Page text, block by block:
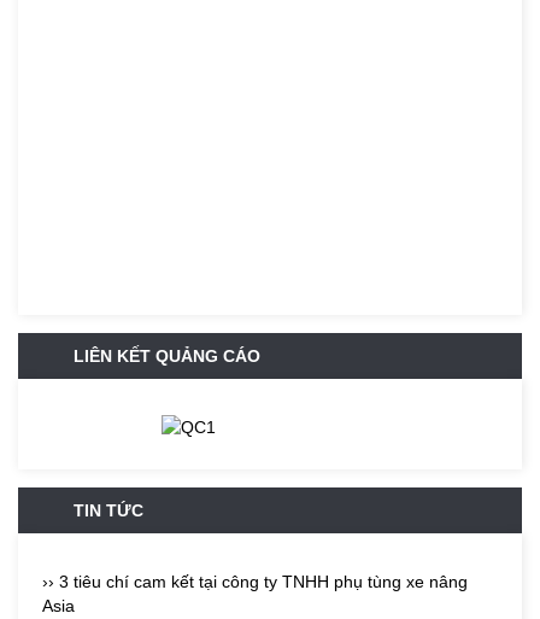
LIÊN KẾT QUẢNG CÁO
TIN TỨC
›› 3 tiêu chí cam kết tại công ty TNHH phụ tùng xe nâng
Asia